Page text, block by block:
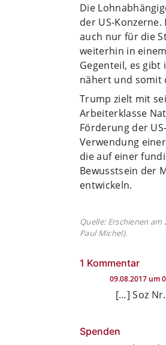
Die
der US-
auch nur für die
weiterhin in
Gegenteil, es gibt
nähert und somit
Trump zielt mit
Arbeiterklasse
Förderung der
Verwendung
die auf einer
Bewusstsein der
entwickeln.
Quelle: Erschienen
Paul Michel).
1 Kommentar
09.08.2017 um
[…] Soz
Spenden